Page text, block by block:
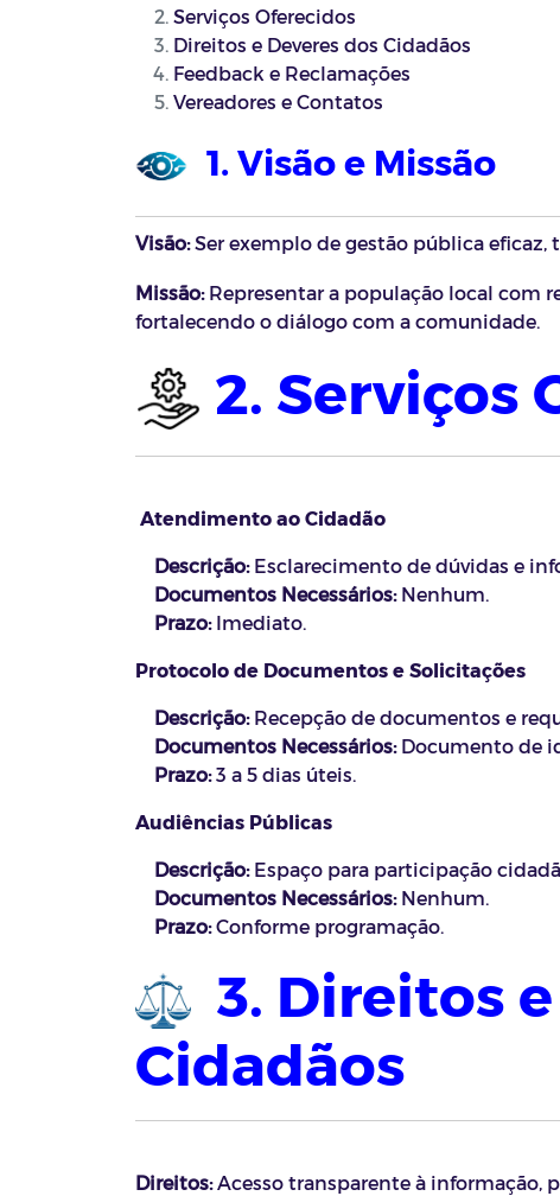
Serviços Oferecidos
Direitos e Deveres dos Cidadãos
Feedback e Reclamações
Vereadores e Contatos
1. Visão e Missão
Visão:Ser exemplo de gestão pública eficaz,
Missão:Representar a população local com
fortalecendo o diálogo com a comunidade.
2. Serviços
Atendimento ao Cidadão
Descrição:Esclarecimento de dúvidas e
Documentos Necessários:Nenhum.
Prazo:Imediato.
Protocolo de Documentos e Solicitações
Descrição:Recepção de documentos e
Documentos Necessários:Documento de
Prazo:3 a 5 dias úteis.
Audiências Públicas
Descrição:Espaço para participação
Documentos Necessários:Nenhum.
Prazo:Conforme programação.
3. Direitos
Cidadãos
Direitos:Acesso transparente à informação,